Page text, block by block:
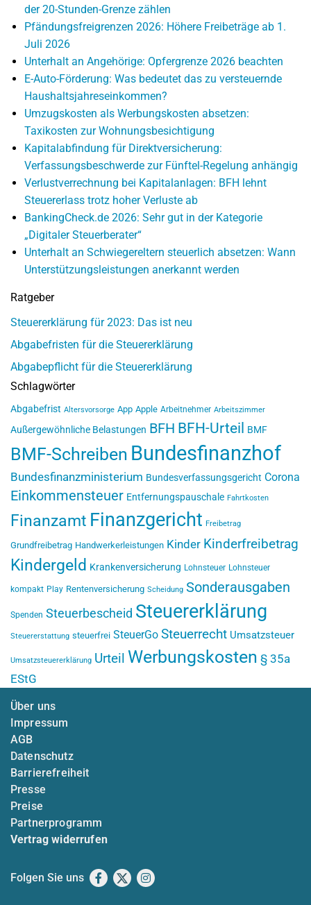
der 20-Stunden-Grenze zählen
Pfändungsfreigrenzen 2026: Höhere Freibeträge ab 1.
Juli 2026
Unterhalt an Angehörige: Opfergrenze 2026 beachten
E-Auto-Förderung: Was bedeutet das zu versteuernde
Haushaltsjahreseinkommen?
Umzugskosten als Werbungskosten absetzen:
Taxikosten zur Wohnungsbesichtigung
Kapitalabfindung für Direktversicherung:
Verfassungsbeschwerde zur Fünftel-Regelung anhängig
Verlustverrechnung bei Kapitalanlagen: BFH lehnt
Steuererlass trotz hoher Verluste ab
BankingCheck.de 2026: Sehr gut in der Kategorie
„Digitaler Steuerberater“
Unterhalt an Schwiegereltern steuerlich absetzen: Wann
Unterstützungsleistungen anerkannt werden
Ratgeber
Steuererklärung für 2023: Das ist neu
Abgabefristen für die Steuererklärung
Abgabepflicht für die Steuererklärung
Schlagwörter
Abgabefrist Altersvorsorge App Apple Arbeitnehmer Arbeitszimmer
Außergewöhnliche Belastungen BFH BFH-Urteil BMF
BMF-Schreiben Bundesfinanzhof
Bundesfinanzministerium Bundesverfassungsgericht Corona
Einkommensteuer Entfernungspauschale Fahrtkosten
Finanzamt Finanzgericht Freibetrag
Grundfreibetrag Handwerkerleistungen Kinder Kinderfreibetrag
Kindergeld Krankenversicherung Lohnsteuer Lohnsteuer
kompakt Play Rentenversicherung Scheidung Sonderausgaben
Spenden Steuerbescheid Steuererklärung
Steuererstattung steuerfrei SteuerGo Steuerrecht Umsatzsteuer
Umsatzsteuererklärung Urteil Werbungskosten § 35a
EStG
Über uns
Impressum
AGB
Datenschutz
Barrierefreiheit
Presse
Preise
Partnerprogramm
Vertrag widerrufen
Folgen Sie uns Facebook
X Instagram